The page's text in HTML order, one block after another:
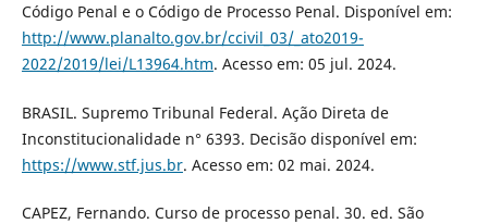
Código Penal e o Código de Processo Penal. Disponível em:
http://www.planalto.gov.br/ccivil_03/_ato2019-
2022/2019/lei/L13964.htm. Acesso em: 05 jul. 2024.
BRASIL. Supremo Tribunal Federal. Ação Direta de
Inconstitucionalidade n° 6393. Decisão disponível em:
https://www.stf.jus.br. Acesso em: 02 mai. 2024.
CAPEZ, Fernando. Curso de processo penal. 30. ed. São